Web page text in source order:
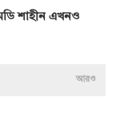
শাহীন এখনও
আরও